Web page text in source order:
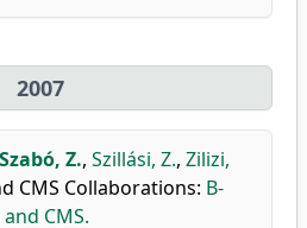
2007
Szabó, Z., Szillási, Z., Zilizi,
CMS Collaborations: B-
CMS.